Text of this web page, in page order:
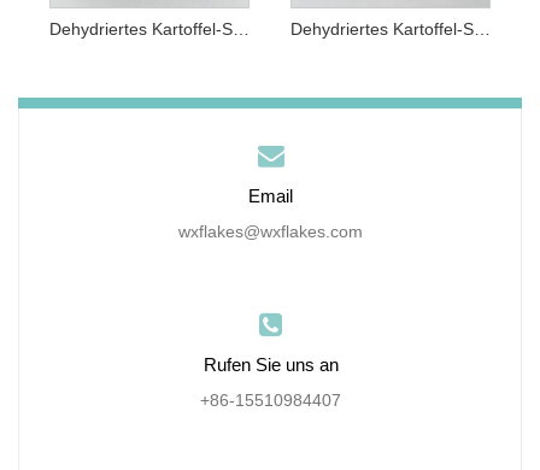
Dehydriertes Kartoffel-Schneeflockenmehl für militärische Zwecke
Email
wxflakes@wxflakes.com
Rufen Sie uns an
+86-15510984407